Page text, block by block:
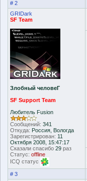
# 2
GRIDark
SF Team
Злобный человеГ
SF Support Team
Любитель Fusion
Сообщений: 341
Откуда: Россия, Вологда
Зарегистрирован: 11
Октября 2008, 15:47:17
Сказали спасибо 29 раз
Статус: offline
ICQ статус
# 3